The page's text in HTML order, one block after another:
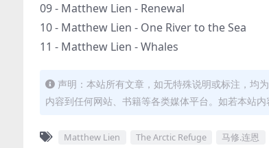
09 - Matthew Lien - Renewal
10 - Matthew Lien - One River to the Sea
11 - Matthew Lien - Whales
声明：本站所有文章，如无特殊说明或标注，均
内容到任何网站、书籍等各类媒体平台。如若本站
Matthew Lien The Arctic Refuge 马修.连恩